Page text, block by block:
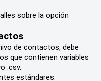
sobre la opción
de contactos, debe
que contienen variables
.csv.
estándares: